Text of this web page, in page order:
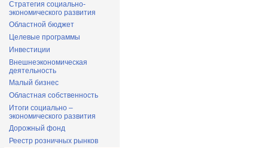
Стратегия социально-
экономического развития
Областной бюджет
Целевые программы
Инвестиции
Внешнеэкономическая
деятельность
Малый бизнес
Областная собственность
Итоги социально –
экономического развития
Дорожный фонд
Реестр розничных рынков